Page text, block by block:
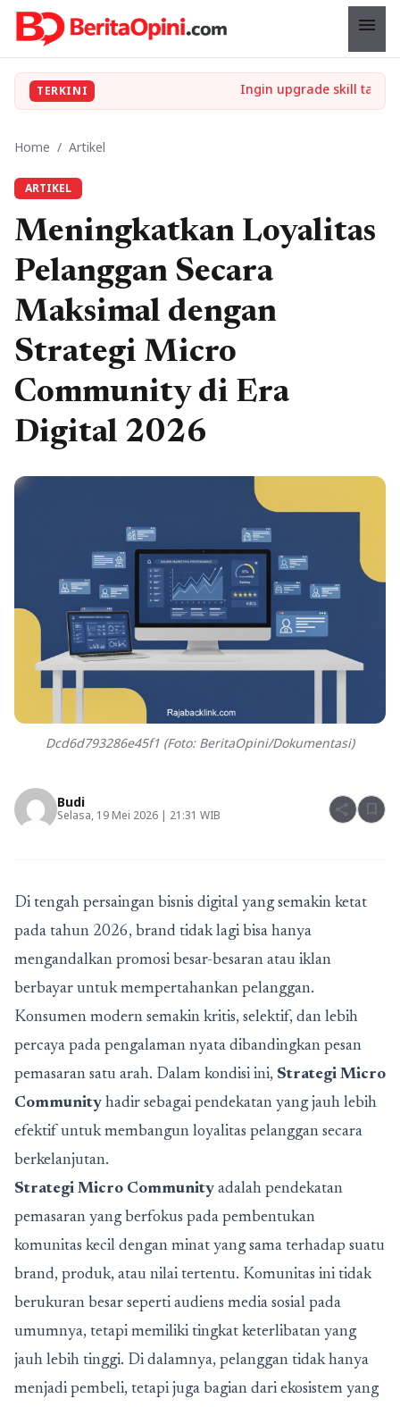
menu
TERKINI
Home / Artikel
ARTIKEL
Meningkatkan Loyalitas
Pelanggan Secara
Maksimal dengan
Strategi Micro
Community di Era
Digital 2026
Dcd6d793286e45f1 (Foto: BeritaOpini/Dokumentasi)
Budi
Selasa, 19 Mei 2026 | 21:31 WIB share bookmark
Di tengah persaingan bisnis digital yang semakin ketat
pada tahun 2026, brand tidak lagi bisa hanya
mengandalkan promosi besar-besaran atau iklan
berbayar untuk mempertahankan pelanggan.
Konsumen modern semakin kritis, selektif, dan lebih
percaya pada pengalaman nyata dibandingkan pesan
pemasaran satu arah. Dalam kondisi ini, Strategi Micro
Community hadir sebagai pendekatan yang jauh lebih
efektif untuk membangun loyalitas pelanggan secara
berkelanjutan.
Strategi Micro Community adalah pendekatan
pemasaran yang berfokus pada pembentukan
komunitas kecil dengan minat yang sama terhadap suatu
brand, produk, atau nilai tertentu. Komunitas ini tidak
berukuran besar seperti audiens media sosial pada
umumnya, tetapi memiliki tingkat keterlibatan yang
jauh lebih tinggi. Di dalamnya, pelanggan tidak hanya
menjadi pembeli, tetapi juga bagian dari ekosistem yang